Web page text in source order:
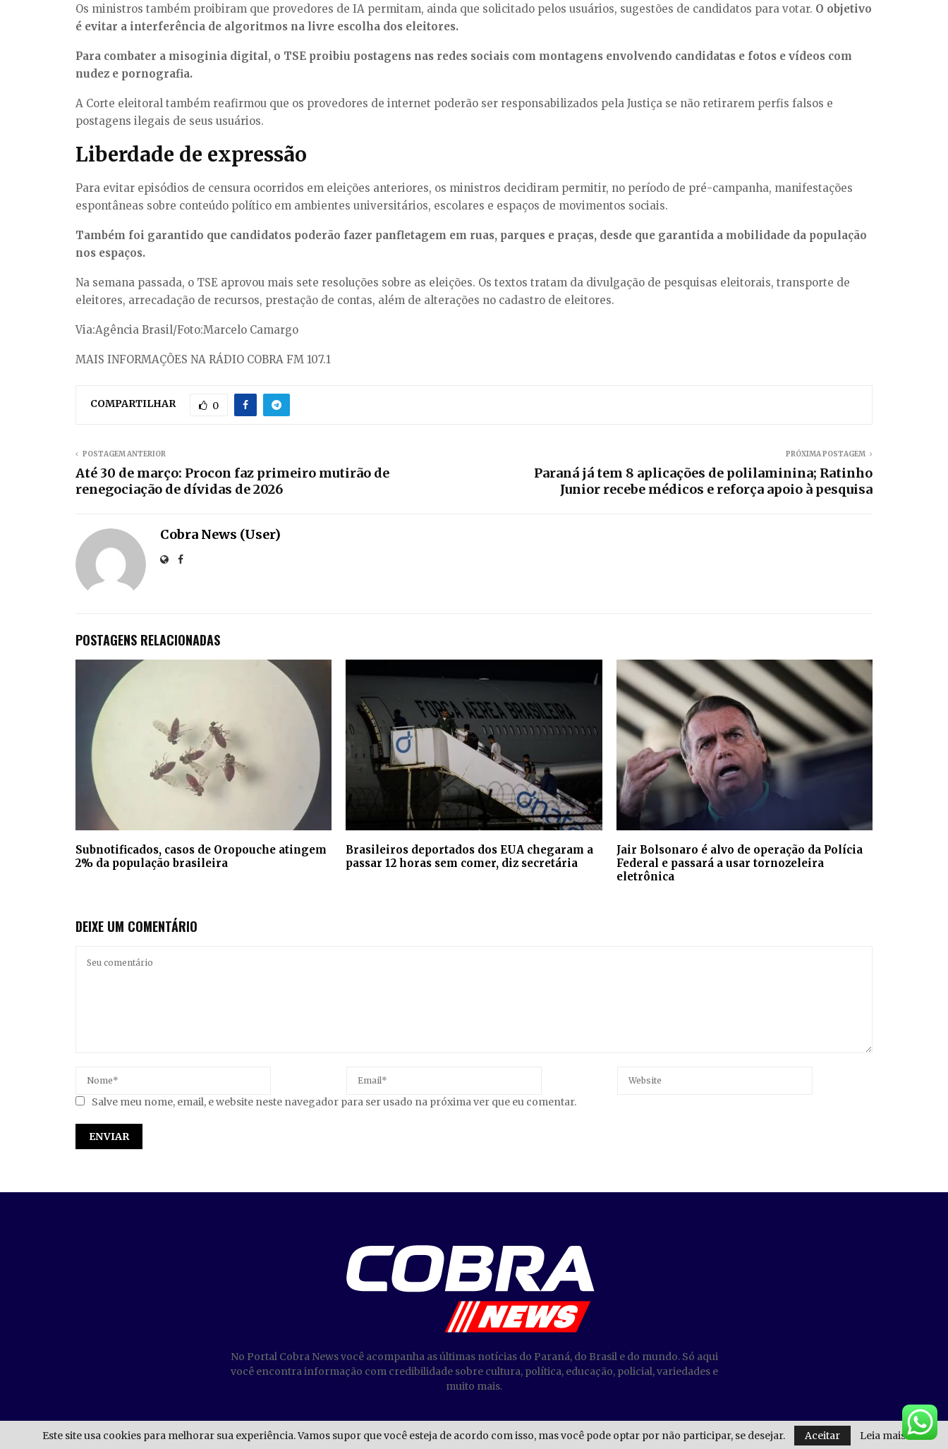
Os ministros também proibiram que provedores de IA permitam, ainda que solicitado pelos usuários, sugestões de candidatos para votar. O objetivo
é evitar a interferência de algoritmos na livre escolha dos eleitores.
Para combater a misoginia digital, o TSE proibiu postagens nas redes sociais com montagens envolvendo candidatas e fotos e vídeos com
nudez e pornografia.
A Corte eleitoral também reafirmou que os provedores de internet poderão ser responsabilizados pela Justiça se não retirarem perfis falsos e
postagens ilegais de seus usuários.
Liberdade de expressão
Para evitar episódios de censura ocorridos em eleições anteriores, os ministros decidiram permitir, no período de pré-campanha, manifestações
espontâneas sobre conteúdo político em ambientes universitários, escolares e espaços de movimentos sociais.
Também foi garantido que candidatos poderão fazer panfletagem em ruas, parques e praças, desde que garantida a mobilidade da população
nos espaços.
Na semana passada, o TSE aprovou mais sete resoluções sobre as eleições. Os textos tratam da divulgação de pesquisas eleitorais, transporte de
eleitores, arrecadação de recursos, prestação de contas, além de alterações no cadastro de eleitores.
Via:Agência Brasil/Foto:Marcelo Camargo
MAIS INFORMAÇÕES NA RÁDIO COBRA FM 107.1
COMPARTILHAR 0
POSTAGEM ANTERIOR
Até 30 de março: Procon faz primeiro mutirão de
renegociação de dívidas de 2026
PRÓXIMA POSTAGEM
Paraná já tem 8 aplicações de polilaminina; Ratinho
Junior recebe médicos e reforça apoio à pesquisa
Cobra News (User)
POSTAGENS RELACIONADAS
Subnotificados, casos de Oropouche atingem
2% da população brasileira
Brasileiros deportados dos EUA chegaram a
passar 12 horas sem comer, diz secretária
Jair Bolsonaro é alvo de operação da Polícia
Federal e passará a usar tornozeleira
eletrônica
DEIXE UM COMENTÁRIO
Salve meu nome, email, e website neste navegador para ser usado na próxima ver que eu comentar.
No Portal Cobra News você acompanha as últimas notícias do Paraná, do Brasil e do mundo. Só aqui
você encontra informação com credibilidade sobre cultura, política, educação, policial, variedades e
muito mais.
@2023 - Cobra News. Todos os direitos reservados.
Este site usa cookies para melhorar sua experiência. Vamos supor que você esteja de acordo com isso, mas você pode optar por não participar, se desejar. Aceitar Leia mais